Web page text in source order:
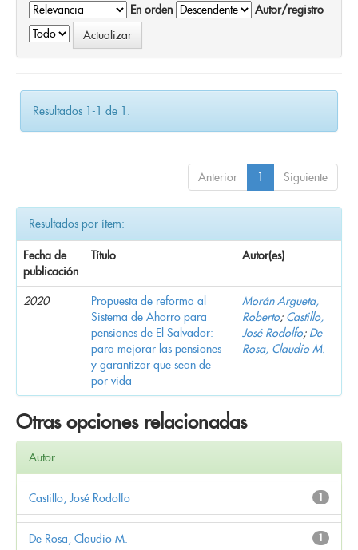
En orden
Autor/registro
Resultados 1-1 de 1.
Anterior 1 Siguiente
Resultados por ítem:
Fecha de
publicación
Título Autor(es)
2020
Propuesta de reforma al
Sistema de Ahorro para
pensiones de El Salvador:
para mejorar las pensiones
y garantizar que sean de
por vida
Morán Argueta,
Roberto; Castillo,
José Rodolfo; De
Rosa, Claudio M.
Otras opciones relacionadas
Autor
1
Castillo, José Rodolfo
1
De Rosa, Claudio M.